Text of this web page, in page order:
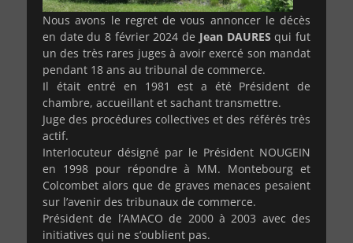
Nous avons le regret de vous annoncer le décès
en date du 8 février 2024 de Jean DAURES qui fut
un des très rares juges à avoir exercé son mandat
pendant 18 ans au tribunal de commerce.
Il était entré en 1981 est a été Président de
chambre, accueillant et sachant transmettre.
Juge des procédures collectives et des référés très
actif.
Interlocuteur désigné par le Président NOUGEIN
en 1998 pour répondre à MM. Montebourg et
Colcombet alors que de graves menaces pesaient
sur l’avenir des tribunaux de commerce.
Président de l’AMACO de 2000 à 2003 avec des
initiatives qui ne s’oublient pas.